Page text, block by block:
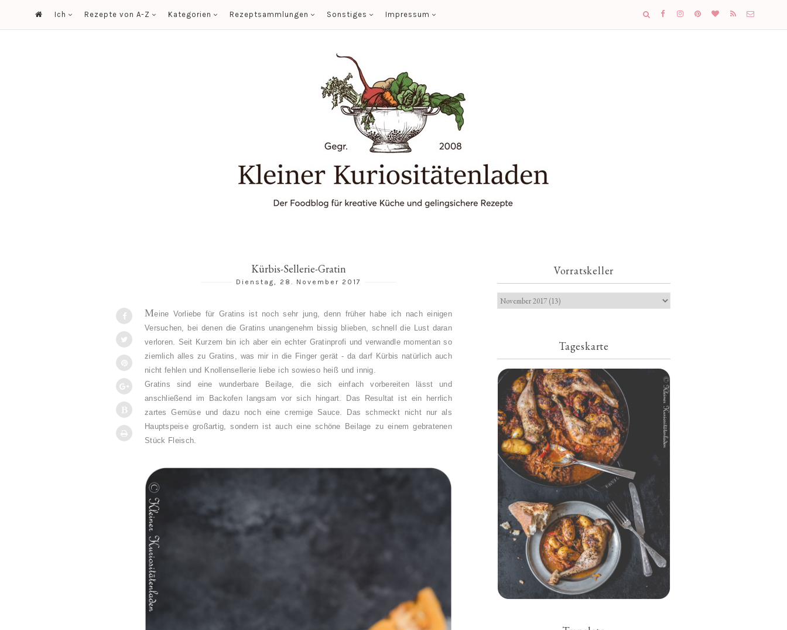
Ich Rezepte von A-Z Kategorien Rezeptsammlungen Sonstiges Impressum
Kürbis-Sellerie-Gratin
Dienstag, 28. November 2017
Meine Vorliebe für Gratins ist noch sehr jung, denn früher habe ich nach einigen
Versuchen, bei denen die Gratins unangenehm bissig blieben, schnell die Lust daran
verloren. Seit Kurzem bin ich aber ein echter Gratinprofi und verwandle momentan so
ziemlich alles zu Gratins, was mir in die Finger gerät - da darf Kürbis natürlich auch
nicht fehlen und Knollensellerie liebe ich sowieso heiß und innig.
Gratins sind eine wunderbare Beilage, die sich einfach vorbereiten lässt und
anschließend im Backofen langsam vor sich hingart. Das Resultat ist ein herrlich
zartes Gemüse und dazu noch eine cremige Sauce. Das schmeckt nicht nur als
Hauptspeise großartig, sondern ist auch eine schöne Beilage zu einem gebratenen
Stück Fleisch.
Vorratskeller
Tageskarte
Geschmorte Hähnchenschenkel auf
Paprikakraut und kleinen Kartoffeln